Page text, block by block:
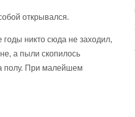
открывался.
никто сюда не заходил,
а пыли скопилось
полу. При малейшем